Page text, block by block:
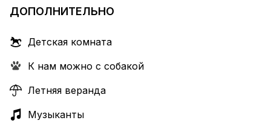
ДОПОЛНИТЕЛЬНО
Детская комната
К нам можно с собакой
Летняя веранда
Музыканты